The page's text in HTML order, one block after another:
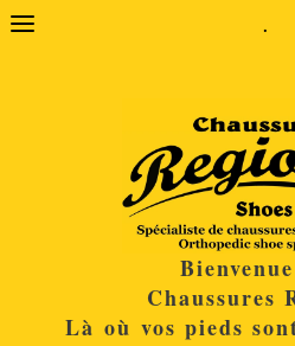
.
Chaussures
Là où vos pieds